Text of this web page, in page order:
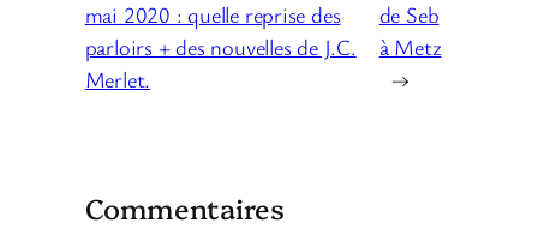
mai 2020 : quelle reprise des
parloirs + des nouvelles de J.C.
Merlet.
de Seb
à Metz
→
Commentaires